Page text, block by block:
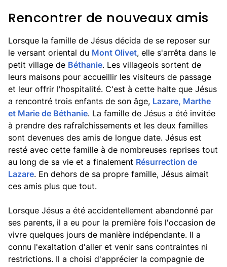
Rencontrer de nouveaux amis
Lorsque la famille de Jésus décida de se reposer sur
le versant oriental du Mont Olivet, elle s'arrêta dans le
petit village de Béthanie. Les villageois sortent de
leurs maisons pour accueillir les visiteurs de passage
et leur offrir l'hospitalité. C'est à cette halte que Jésus
a rencontré trois enfants de son âge, Lazare, Marthe
et Marie de Béthanie. La famille de Jésus a été invitée
à prendre des rafraîchissements et les deux familles
sont devenues des amis de longue date. Jésus est
resté avec cette famille à de nombreuses reprises tout
au long de sa vie et a finalement Résurrection de
Lazare. En dehors de sa propre famille, Jésus aimait
ces amis plus que tout.
Lorsque Jésus a été accidentellement abandonné par
ses parents, il a eu pour la première fois l'occasion de
vivre quelques jours de manière indépendante. Il a
connu l'exaltation d'aller et venir sans contraintes ni
restrictions. Il a choisi d'apprécier la compagnie de